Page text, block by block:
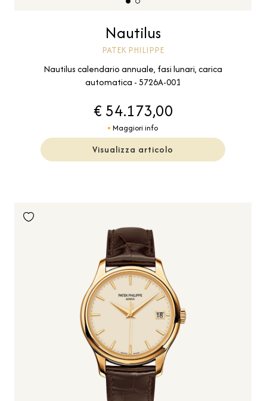
Nautilus
PATEK PHILIPPE
Nautilus calendario annuale, fasi lunari, carica
automatica - 5726A-001
€ 54.173,00
Maggiori info
Visualizza articolo